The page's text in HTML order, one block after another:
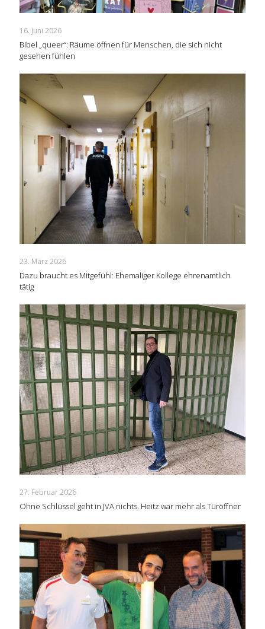
16. Juni 2026
Bibel „queer“: Räume öffnen für Menschen, die sich nicht
gesehen fühlen
23. März 2026
Dazu braucht es Mitgefühl: Ehemaliger Kollege ehrenamtlich
tätig
27. Februar 2026
Ohne Schlüssel geht in JVA nichts. Heitz war mehr als Türöffner